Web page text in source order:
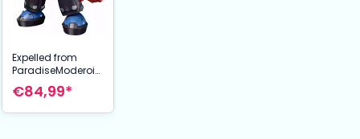
Expelled from
ParadiseModeroid
Plastic Model Kit
Megaton Musashi
€84,99*